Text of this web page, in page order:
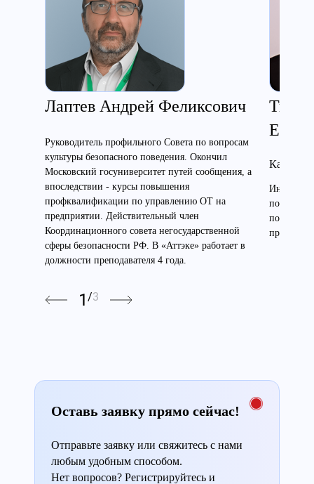
Лаптев Андрей Феликсович
Руководитель профильного Совета по вопросам
культуры безопасного поведения. Окончил
Московский госуниверситет путей сообщения, а
впоследствии - курсы повышения
профквалификации по управлению ОТ на
предприятии. Действительный член
Координационного совета негосударственной
сферы безопасности РФ. В «Аттэке» работает в
должности преподавателя 4 года.
Инженер
по
по
1 /3
Оставь заявку прямо сейчас!
Отправьте заявку или свяжитесь с нами
любым удобным способом.
Нет вопросов? Регистрируйтесь и